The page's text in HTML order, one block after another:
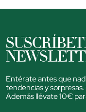
Entérate antes que
tendencias y sorpresas.
Además llévate 10€